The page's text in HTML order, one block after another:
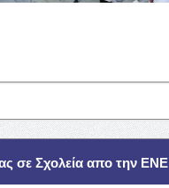
σε Σχολεία απο την ΕΝΕ